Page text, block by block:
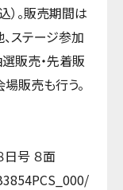
）。販売期間は
、ステージ参加
販売・先着販
販売も行う。
日号 ８面